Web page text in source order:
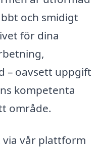
och smidigt
för dina
– oavsett uppgift
kompetenta
område.
vår plattform